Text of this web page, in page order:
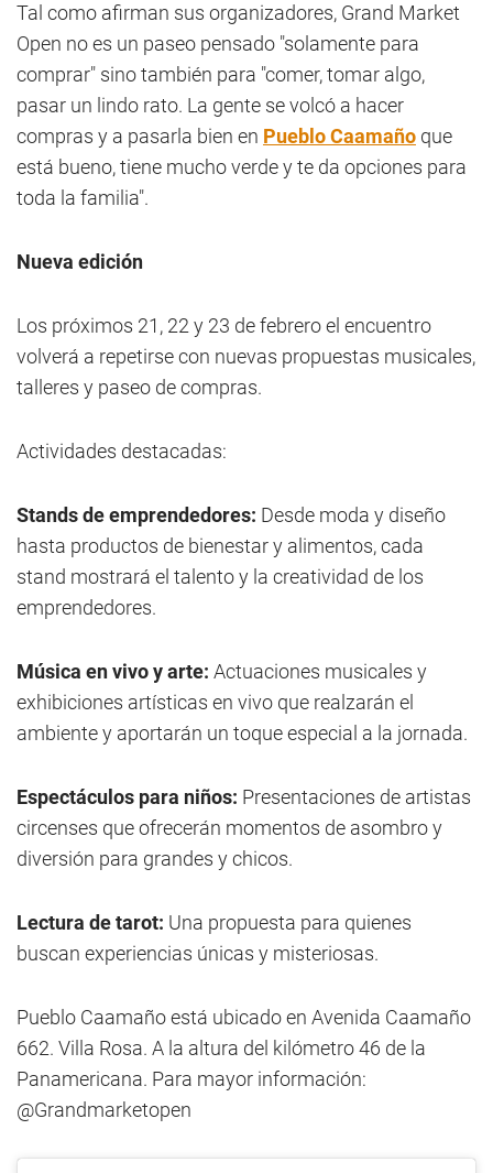
Tal como afirman sus organizadores, Grand Market
Open no es un paseo pensado "solamente para
comprar" sino también para "comer, tomar algo,
pasar un lindo rato. La gente se volcó a hacer
compras y a pasarla bien en Pueblo Caamaño que
está bueno, tiene mucho verde y te da opciones para
toda la familia".
Nueva edición
Los próximos 21, 22 y 23 de febrero el encuentro
volverá a repetirse con nuevas propuestas musicales,
talleres y paseo de compras.
Actividades destacadas:
Stands de emprendedores: Desde moda y diseño
hasta productos de bienestar y alimentos, cada
stand mostrará el talento y la creatividad de los
emprendedores.
Música en vivo y arte: Actuaciones musicales y
exhibiciones artísticas en vivo que realzarán el
ambiente y aportarán un toque especial a la jornada.
Espectáculos para niños: Presentaciones de artistas
circenses que ofrecerán momentos de asombro y
diversión para grandes y chicos.
Lectura de tarot: Una propuesta para quienes
buscan experiencias únicas y misteriosas.
Pueblo Caamaño está ubicado en Avenida Caamaño
662. Villa Rosa. A la altura del kilómetro 46 de la
Panamericana. Para mayor información:
@Grandmarketopen